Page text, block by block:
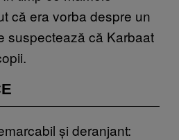
că era vorba despre un
suspectează că Karbaat
și deranjant: